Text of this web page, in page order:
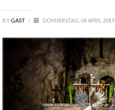
BY GAST / DONNERSTAG, 04 APRIL 2019